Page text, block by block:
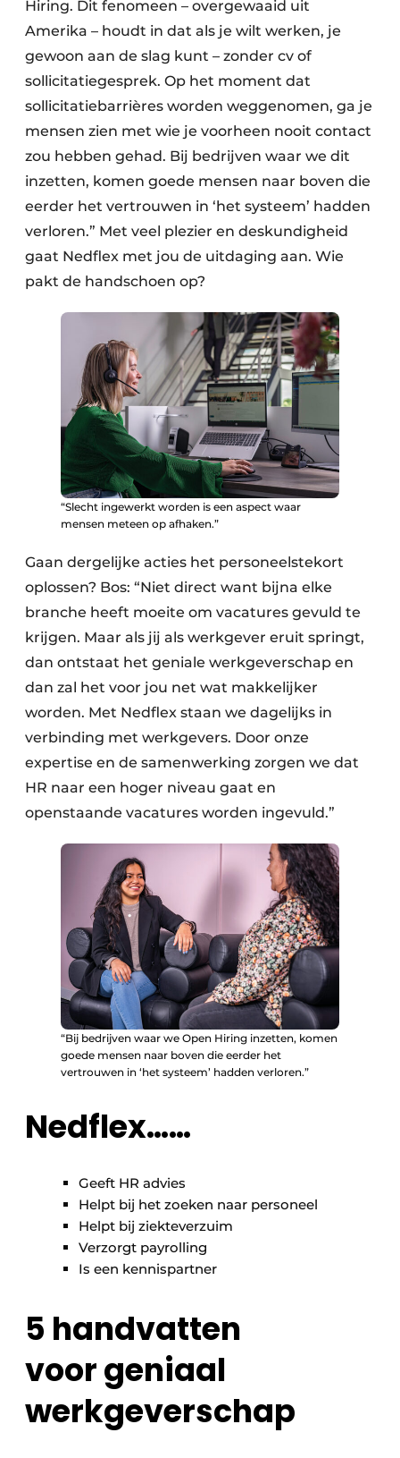
Hiring. Dit fenomeen – overgewaaid uit
Amerika – houdt in dat als je wilt werken, je
gewoon aan de slag kunt – zonder cv of
sollicitatiegesprek. Op het moment dat
sollicitatiebarrières worden weggenomen, ga je
mensen zien met wie je voorheen nooit contact
zou hebben gehad. Bij bedrijven waar we dit
inzetten, komen goede mensen naar boven die
eerder het vertrouwen in ‘het systeem’ hadden
verloren.” Met veel plezier en deskundigheid
gaat Nedflex met jou de uitdaging aan. Wie
pakt de handschoen op?
“Slecht ingewerkt worden is een aspect waar
mensen meteen op afhaken.”
Gaan dergelijke acties het personeelstekort
oplossen? Bos: “Niet direct want bijna elke
branche heeft moeite om vacatures gevuld te
krijgen. Maar als jij als werkgever eruit springt,
dan ontstaat het geniale werkgeverschap en
dan zal het voor jou net wat makkelijker
worden. Met Nedflex staan we dagelijks in
verbinding met werkgevers. Door onze
expertise en de samenwerking zorgen we dat
HR naar een hoger niveau gaat en
openstaande vacatures worden ingevuld.”
“Bij bedrijven waar we Open Hiring inzetten, komen
goede mensen naar boven die eerder het
vertrouwen in ‘het systeem’ hadden verloren.”
Nedflex……
Geeft HR advies
Helpt bij het zoeken naar personeel
Helpt bij ziekteverzuim
Verzorgt payrolling
Is een kennispartner
5 handvatten
voor geniaal
werkgeverschap